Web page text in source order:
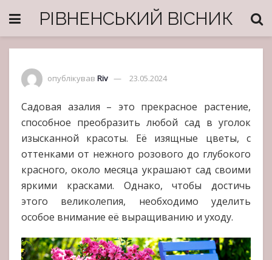
РІВНЕНСЬКИЙ ВІСНИК
опублікував Riv 23.05.2024
Садовая азалия – это прекрасное растение,
способное преобразить любой сад в уголок
изысканной красоты. Её изящные цветы, с
оттенками от нежного розового до глубокого
красного, около месяца украшают сад своими
яркими красками. Однако, чтобы достичь
этого великолепия, необходимо уделить
особое внимание её выращиванию и уходу.